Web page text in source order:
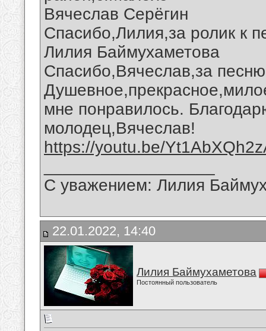
Вячеслав Серёгин
Спасибо,Лилия,за ролик к
Лилия Баймухаметова
Спасибо,Вячеслав,за
мне понравилось.
молодец,Вячеслав!
https://youtu.be/
С уважением: Лилия
22.01.2022, 14:40
Лилия Баймухаметова
Постоянный пользователь